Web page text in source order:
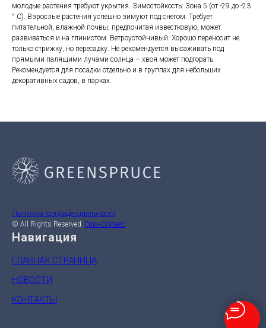
молодые растения требуют укрытия. Зимостойкость: Зона 5 (от -29 до -23
° C). Взрослые растения успешно зимуют под снегом. Требует
питательной, влажной почвы, предпочитая известковую, может
развиваться и на глинистом. Ветроустойчивый. Хорошо переносит не
только стрижку, но пересадку. Не рекомендуется высаживать под
прямыми палящими лучами солнца – хвоя может подгорать.
Рекомендуется для посадки отдельно и в группах для небольших
декоративных садов, в парках.
Политика конфиденциальности
© All Rights Reserved. ГринСпрайс
Навигация
ГЛАВНАЯ СТРАНИЦА
НОВОСТИ
КОНТАКТЫ